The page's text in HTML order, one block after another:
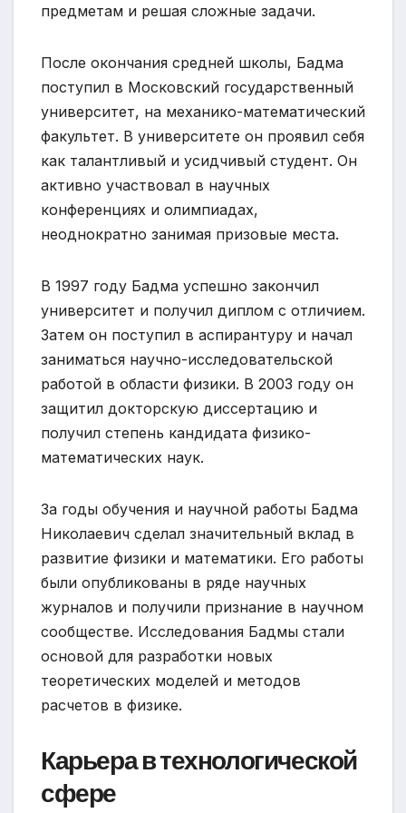
предметам и решая сложные задачи.
После окончания средней школы, Бадма
поступил в Московский государственный
университет, на механико-математический
факультет. В университете он проявил себя
как талантливый и усидчивый студент. Он
активно участвовал в научных
конференциях и олимпиадах,
неоднократно занимая призовые места.
В 1997 году Бадма успешно закончил
университет и получил диплом с отличием.
Затем он поступил в аспирантуру и начал
заниматься научно-исследовательской
работой в области физики. В 2003 году он
защитил докторскую диссертацию и
получил степень кандидата физико-
математических наук.
За годы обучения и научной работы Бадма
Николаевич сделал значительный вклад в
развитие физики и математики. Его работы
были опубликованы в ряде научных
журналов и получили признание в научном
сообществе. Исследования Бадмы стали
основой для разработки новых
теоретических моделей и методов
расчетов в физике.
Карьера в технологической
сфере